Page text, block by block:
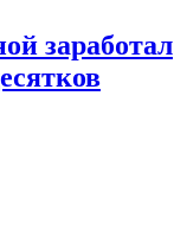
заработал